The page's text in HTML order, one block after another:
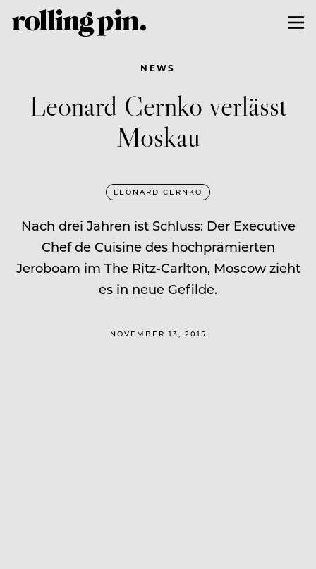
NEWS
Leonard Cernko verlässt
Moskau
LEONARD CERNKO
Nach drei Jahren ist Schluss: Der Executive
Chef de Cuisine des hochprämierten
Jeroboam im The Ritz-Carlton, Moscow zieht
es in neue Gefilde.
NOVEMBER 13, 2015